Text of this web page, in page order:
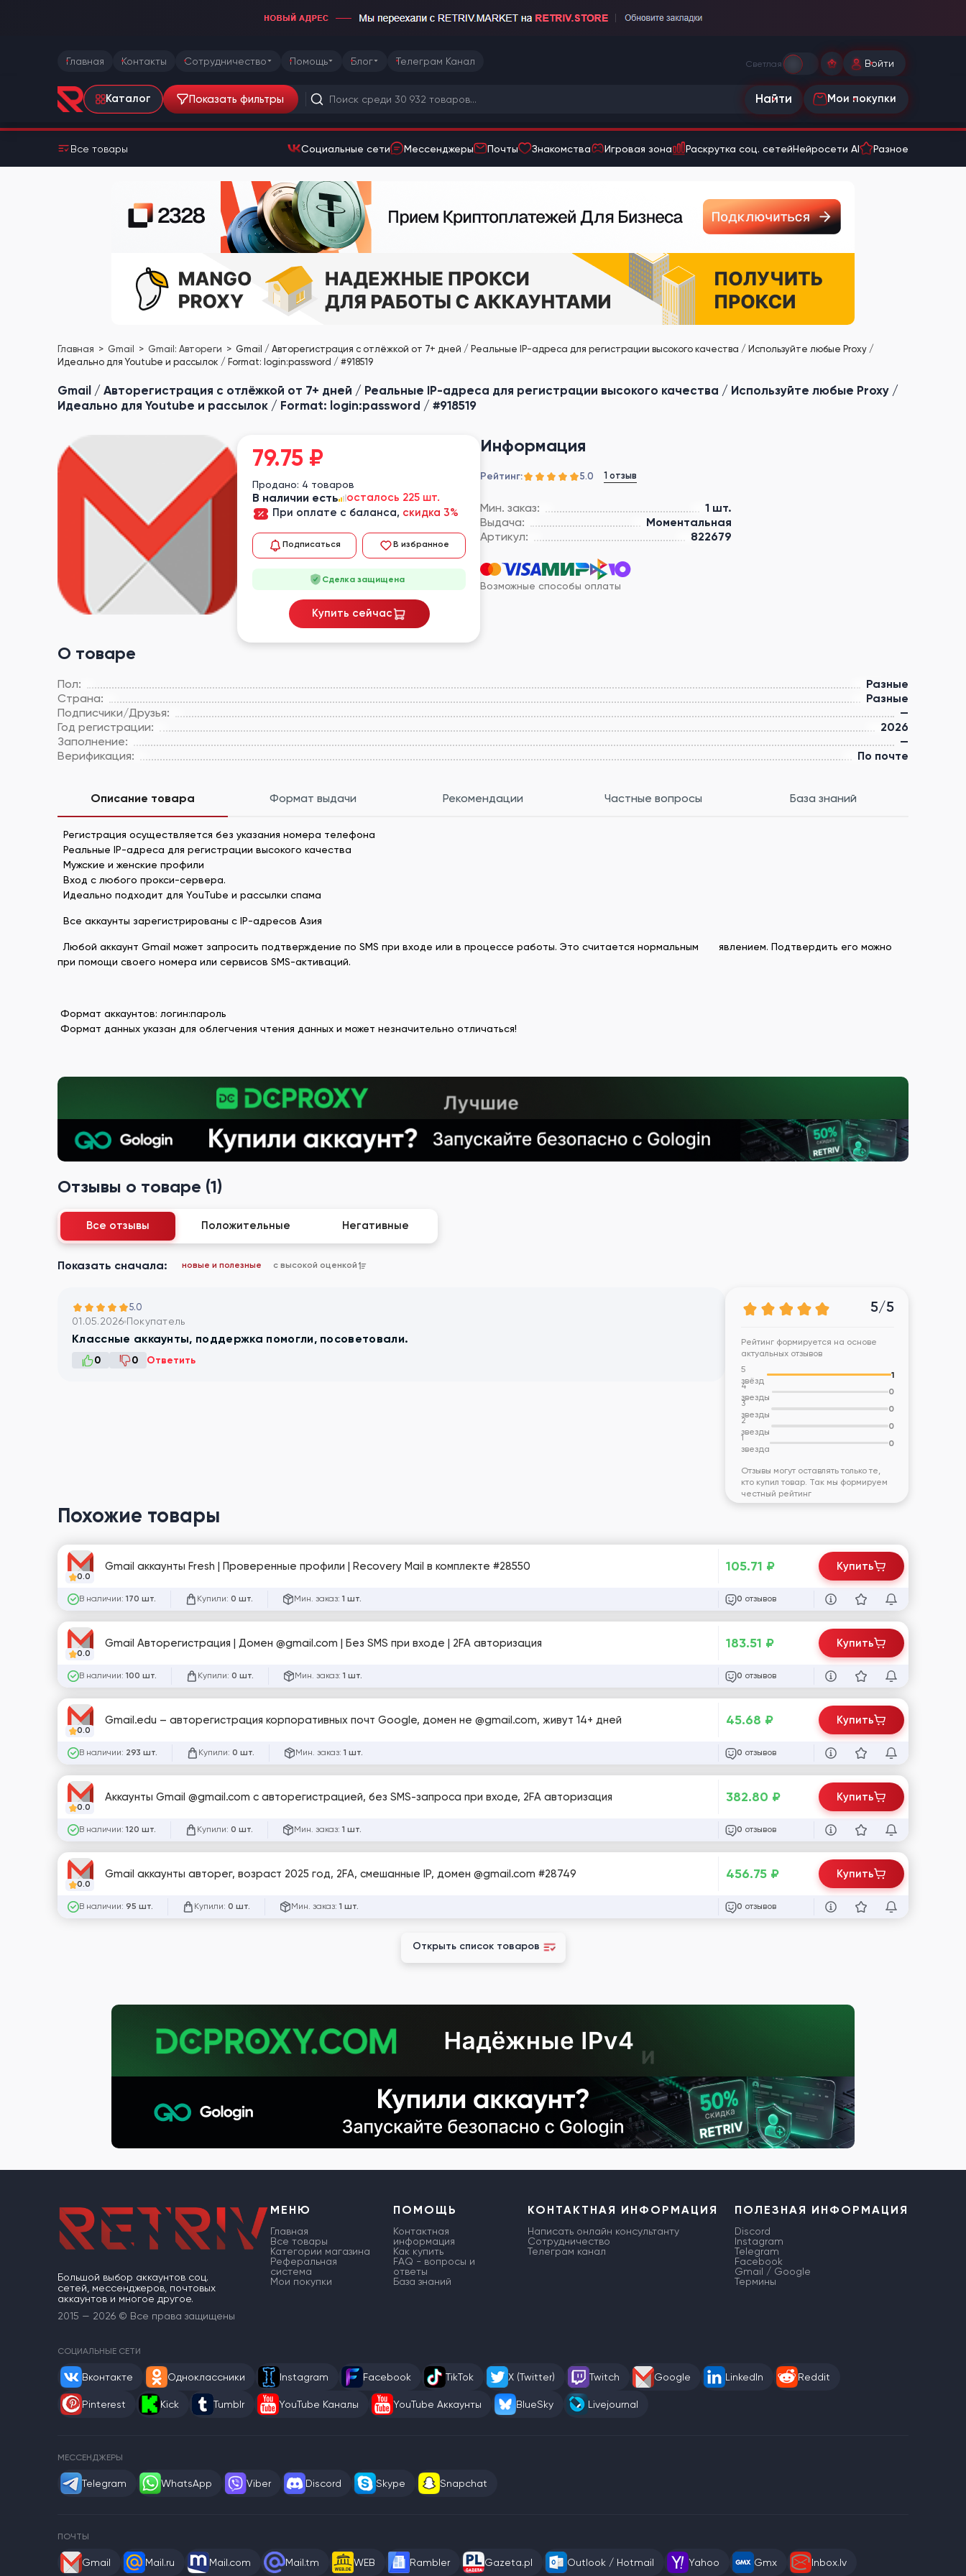
Главная Контакты Сотрудничество Помощь Блог Телеграм Канал Светлая Войти
Каталог Показать фильтры Найти Мои покупки
Все товары Социальные сети Мессенджеры Почты Знакомства Игровая зона Раскрутка соц. сетейНейросети AI Разное
Главная Gmail Gmail: Автореги
Gmail / Авторегистрация с отлёжкой от 7+ дней / Реальные IP-адреса для регистрации высокого качества / Используйте любые Proxy /
Идеально для Youtube и рассылок / Format: login:password / #918519
Gmail / Авторегистрация с отлёжкой от 7+ дней / Реальные IP-адреса для регистрации высокого качества / Используйте любые Proxy /
Идеально для Youtube и рассылок / Format: login:password / #918519
Информация
Рейтинг: 5.0 1 отзыв
Мин. заказ:
1 шт.
Выдача:
Моментальная
Артикул:
822679
Возможные способы оплаты
О товаре
Пол:
Разные
Страна:
Разные
Подписчики/Друзья:
—
Год регистрации:
2026
Заполнение:
—
Верификация:
По почте
79.75 ₽
Продано: 4 товаров
В наличии есть
осталось 225 шт.
При оплате с баланса, скидка 3%
Подписаться В избранное
Сделка защищена
Купить сейчас
Описание товара Формат выдачи Рекомендации Частные вопросы База знаний
Регистрация осуществляется без указания номера телефона
Реальные IP-адреса для регистрации высокого качества
Мужские и женские профили
Вход с любого прокси-сервера.
Идеально подходит для YouTube и рассылки спама
Все аккаунты зарегистрированы с IP-адресов Азия
Любой аккаунт Gmail может запросить подтверждение по SMS при входе или в процессе работы. Это считается нормальным явлением. Подтвердить его можно
при помощи своего номера или сервисов SMS-активаций.
Формат аккаунтов: логин:пароль
Формат данных указан для облегчения чтения данных и может незначительно отличаться!
Отзывы о товаре (1)
Все отзывы Положительные Негативные
Показать сначала: новые и полезные с высокой оценкой
5.0
01.05.2026 Покупатель
Классные аккаунты, поддержка помогли, посоветовали.
0 0 Ответить
5/5
Рейтинг формируется на основе
актуальных отзывов
5
звёзд
1
4
звезды
0
3
звезды
0
2
звезды
0
1
звезда
0
Отзывы могут оставлять только те,
кто купил товар. Так мы формируем
честный рейтинг
Похожие товары
0.0
Gmail аккаунты Fresh | Проверенные профили | Recovery Mail в комплекте #28550
В наличии: 170 шт. Купили: 0 шт. Мин. заказ: 1 шт.
105.71 ₽
0 отзывов
Купить
0.0
Gmail Авторегистрация | Домен @gmail.com | Без SMS при входе | 2FA авторизация
В наличии: 100 шт. Купили: 0 шт. Мин. заказ: 1 шт.
183.51 ₽
0 отзывов
Купить
0.0
Gmail.edu – авторегистрация корпоративных почт Google, домен не @gmail.com, живут 14+ дней
В наличии: 293 шт. Купили: 0 шт. Мин. заказ: 1 шт.
45.68 ₽
0 отзывов
Купить
0.0
Аккаунты Gmail @gmail.com с авторегистрацией, без SMS-запроса при входе, 2FA авторизация
В наличии: 120 шт. Купили: 0 шт. Мин. заказ: 1 шт.
382.80 ₽
0 отзывов
Купить
0.0
Gmail аккаунты авторег, возраст 2025 год, 2FA, смешанные IP, домен @gmail.com #28749
В наличии: 95 шт. Купили: 0 шт. Мин. заказ: 1 шт.
456.75 ₽
0 отзывов
Купить
Открыть список товаров
Большой выбор аккаунтов соц.
сетей, мессенджеров, почтовых
аккаунтов и многое другое.
2015 — 2026 © Все права защищены
МЕНЮ
Главная
Все товары
Категории магазина
Реферальная
система
Мои покупки
ПОМОЩЬ
Контактная
информация
Как купить
FAQ - вопросы и
ответы
База знаний
КОНТАКТНАЯ ИНФОРМАЦИЯ
Написать онлайн консультанту
Сотрудничество
Телеграм канал
ПОЛЕЗНАЯ ИНФОРМАЦИЯ
Discord
Instagram
Telegram
Facebook
Gmail / Google
Термины
СОЦИАЛЬНЫЕ СЕТИ
Вконтакте Одноклассники Instagram Facebook TikTok X (Twitter) Twitch Google LinkedIn Reddit
Pinterest Kick Tumblr YouTube Каналы YouTube Аккаунты BlueSky Livejournal
МЕССЕНДЖЕРЫ
Telegram WhatsApp Viber Discord Skype Snapchat
ПОЧТЫ
Gmail Mail.ru Mail.com Mail.tm WEB Rambler Gazeta.pl Outlook / Hotmail Yahoo Gmx Inbox.lv